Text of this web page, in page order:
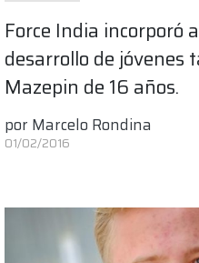
Force India incorporó
desarrollo de jóvenes
Mazepin de 16 años.
por Marcelo Rondina
01/02/2016